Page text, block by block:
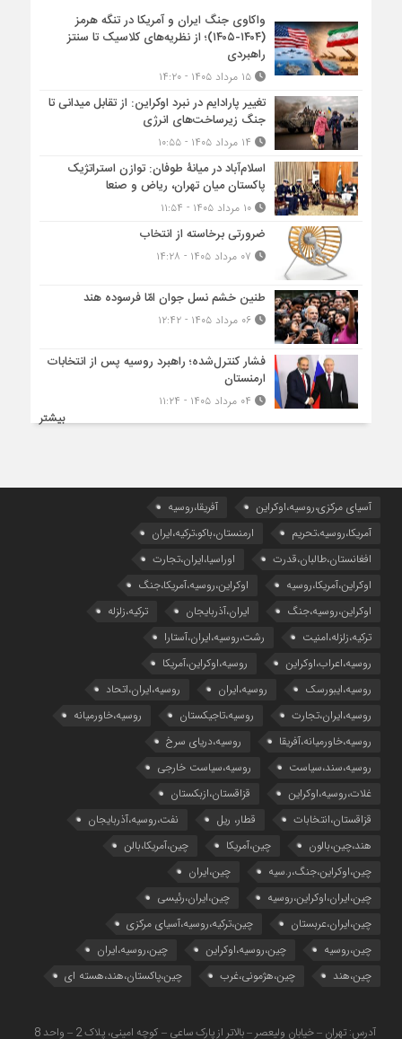
واکاوی جنگ ایران و آمریکا در تنگه هرمز
(۱۴۰۴-۱۴۰۵)؛ از نظریه‌های کلاسیک تا سنتز
راهبردی
۱۵ مرداد ۱۴۰۵ - ۱۴:۲۰
تغییر پارادایم در نبرد اوکراین: از تقابل میدانی تا
جنگ زیرساخت‌های انرژی
اسلام‌آباد در میانۀ طوفان: توازن استراتژیک
پاکستان میان تهران، ریاض و صنعا
۱۰ مرداد ۱۴۰۵ - ۱۱:۵۴
ضرورتی برخاسته از انتخاب
طنین خشم نسل جوان امّا فرسوده هند
۰۶ مرداد ۱۴۰۵ - ۱۲:۴۲
فشار کنترل‌شده؛ راهبرد روسیه پس از انتخابات
ارمنستان
بیشتر
آسیای مرکزی،روسیه،اوکراین
آفریقا،روسیه
آمریکا،روسیه،تحریم
ارمنستان،باکو،ترکیه،ایران
افغانستان،طالبان،قدرت
اوراسیا،ایران،تجارت
اوکراین،آمریکا،روسیه
اوکراین،روسیه،آمریکا،جنگ
اوکراین،روسیه،جنگ
ایران،آذربایجان
ترکیه،زلزله
ترکیه،زلزله،امنیت
رشت،روسیه،ایران،آستارا
روسیه،اعراب،اوکراین
روسیه،اوکراین،آمریکا
روسیه،ایبورسک
روسیه،ایران
روسیه،ایران،اتحاد
روسیه،ایران،تجارت
روسیه،تاجیکستان
روسیه،خاورمیانه
روسیه،خاورمیانه،آفریقا
روسیه،دریای سرخ
روسیه،سند،سیاست
روسیه،سیاست خارجی
غلات،روسیه،اوکراین
قزاقستان،ازبکستان
قزاقستان،انتخابات
قطار، ریل
نفت،روسیه،آذربایجان
هند،چین،بالون
چین،آمریکا
چین،آمریکا،بالن
چین،اوکراین،جنگ،ر.سیه
چین،ایران
چین،ایران،اوکراین،روسیه
چین،ایران،رئیسی
چین،ایران،عربستان
چین،ترکیه،روسیه،آسیای مرکزی
چین،روسیه
چین،روسیه،اوکراین
چین،روسیه،ایران
چین،هند
چین،هژمونی،غرب چین،پاکستان،هند،هسته ای